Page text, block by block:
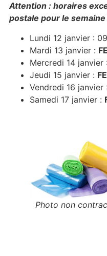
Attention : horaires
postale pour le
Lundi 12 janvier :
Mardi 13 janvier :
Mercredi 14 janvier
Jeudi 15 janvier :
Vendredi 16 janvier
Samedi 17 janvier :
Photo non